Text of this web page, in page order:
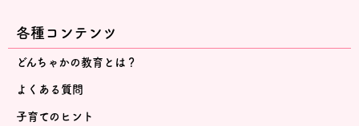
各種コンテンツ
どんちゃかの教育とは？
よくある質問
子育てのヒント